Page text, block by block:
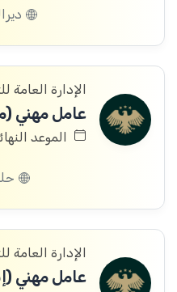
عامل مهني
الموعد النهائي: 17/
عامل مهني